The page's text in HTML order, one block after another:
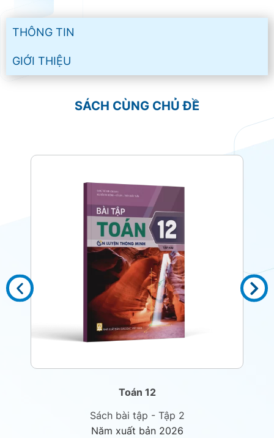
THÔNG TIN
GIỚI THIỆU
SÁCH CÙNG CHỦ ĐỀ
Toán 12
Sách bài tập - Tập 2
Năm xuất bản 2026